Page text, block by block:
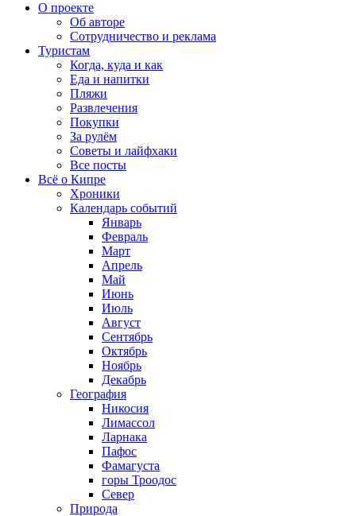
О проекте
Об авторе
Сотрудничество и реклама
Туристам
Когда, куда и как
Еда и напитки
Пляжи
Развлечения
Покупки
За рулём
Советы и лайфхаки
Все посты
Всё о Кипре
Хроники
Календарь событий
Январь
Февраль
Март
Апрель
Май
Июнь
Июль
Август
Сентябрь
Октябрь
Ноябрь
Декабрь
География
Никосия
Лимассол
Ларнака
Пафос
Фамагуста
горы Троодос
Север
Природа